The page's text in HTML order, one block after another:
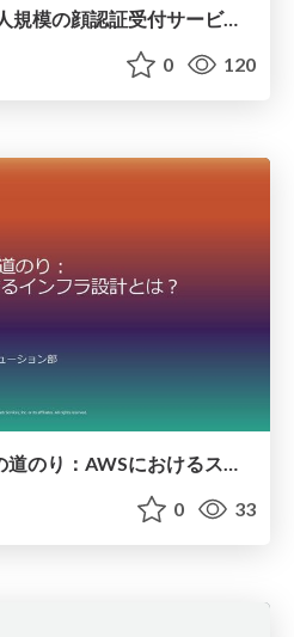
BIT VALLEY 2020 数千人規模の顔認証受付サービス、一ヶ月で構築できますか？
0 120
1人から1000万人までの道のり：AWSにおけるスケールするインフラ設計とは？
0 33